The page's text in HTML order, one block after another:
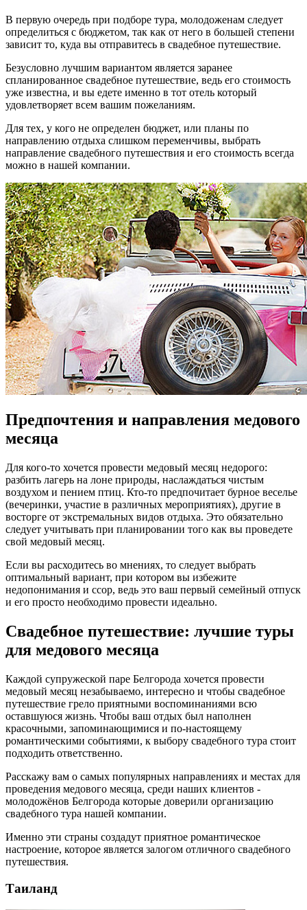
В первую очередь при подборе тура, молодоженам следует
определиться с бюджетом, так как от него в большей степени
зависит то, куда вы отправитесь в свадебное путешествие.
Безусловно лучшим вариантом является заранее
спланированное свадебное путешествие, ведь его стоимость
уже известна, и вы едете именно в тот отель который
удовлетворяет всем вашим пожеланиям.
Для тех, у кого не определен бюджет, или планы по
направлению отдыха слишком переменчивы, выбрать
направление свадебного путешествия и его стоимость всегда
можно в нашей компании.
Предпочтения и направления медового
месяца
Для кого-то хочется провести медовый месяц недорого:
разбить лагерь на лоне природы, наслаждаться чистым
воздухом и пением птиц. Кто-то предпочитает бурное веселье
(вечеринки, участие в различных мероприятиях), другие в
восторге от экстремальных видов отдыха. Это обязательно
следует учитывать при планировании того как вы проведете
свой медовый месяц.
Если вы расходитесь во мнениях, то следует выбрать
оптимальный вариант, при котором вы избежите
недопонимания и ссор, ведь это ваш первый семейный отпуск
и его просто необходимо провести идеально.
Свадебное путешествие: лучшие туры
для медового месяца
Каждой супружеской паре Белгорода хочется провести
медовый месяц незабываемо, интересно и чтобы свадебное
путешествие грело приятными воспоминаниями всю
оставшуюся жизнь. Чтобы ваш отдых был наполнен
красочными, запоминающимися и по-настоящему
романтическими событиями, к выбору свадебного тура стоит
подходить ответственно.
Расскажу вам о самых популярных направлениях и местах для
проведения медового месяца, среди наших клиентов -
молодожёнов Белгорода которые доверили организацию
свадебного тура нашей компании.
Именно эти страны создадут приятное романтическое
настроение, которое является залогом отличного свадебного
путешествия.
Таиланд